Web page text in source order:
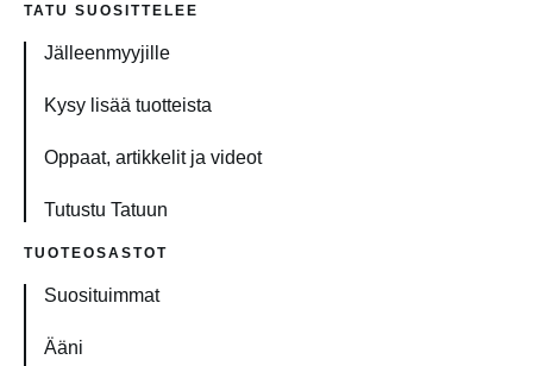
TATU SUOSITTELEE
Jälleenmyyjille
Kysy lisää tuotteista
Oppaat, artikkelit ja videot
Tutustu Tatuun
TUOTEOSASTOT
Suosituimmat
Ääni